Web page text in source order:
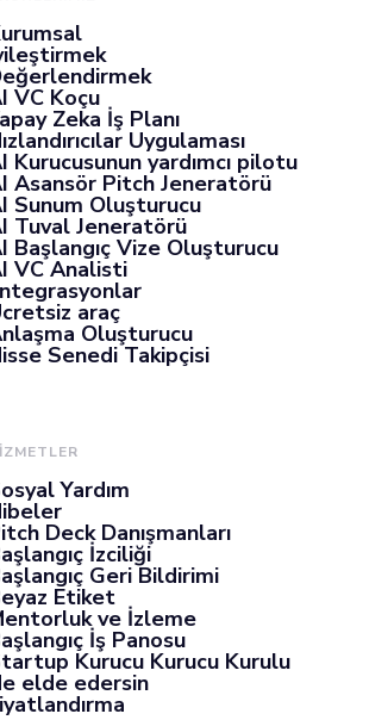
VC Koçu
Zeka İş Planı
Uygulaması
Kurucusunun yardımcı pilotu
Asansör Pitch Jeneratörü
Sunum Oluşturucu
Tuval Jeneratörü
Başlangıç Vize Oluşturucu
VC Analisti
araç
Oluşturucu
Senedi Takipçisi
Yardım
Deck Danışmanları
İzciliği
Geri Bildirimi
Etiket
ve İzleme
İş Panosu
Kurucu Kurucu Kurulu
elde edersin